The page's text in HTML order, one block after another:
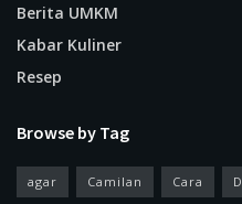
Berita UMKM
Kabar Kuliner
Resep
Browse by Tag
agar Camilan Cara